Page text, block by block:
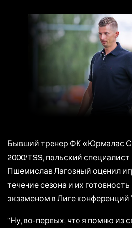
Бывший тренер ФК «Юрмалас
2000/TSS, польский
Пшемислав Лагозный оценил
течение сезона и их
экзаменом в Лиге
”Ну, во-первых, что я помню из